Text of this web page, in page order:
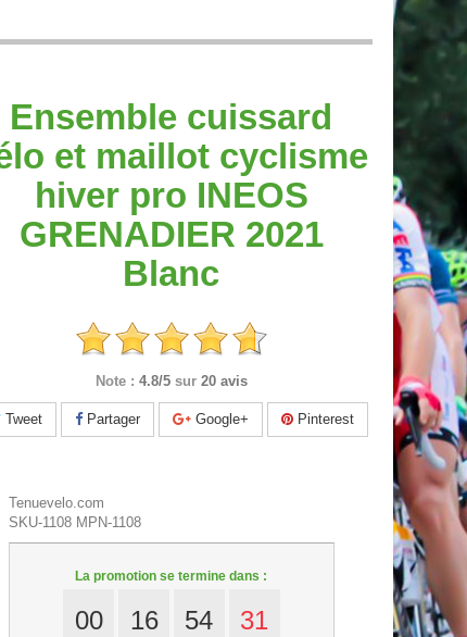
Ensemble cuissard
et maillot cyclisme
hiver pro INEOS
GRENADIER 2021
Blanc
Note : 4.8/5 sur 20 avis
Tweet Partager Google+ Pinterest
Tenuevelo.com
SKU-1108 MPN-1108
La promotion se termine dans :
00 16 54 29